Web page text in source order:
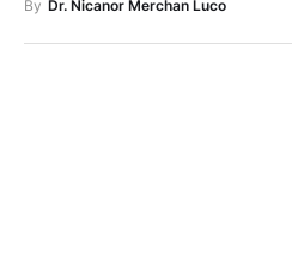
By Dr. Nicanor Merchan Luco